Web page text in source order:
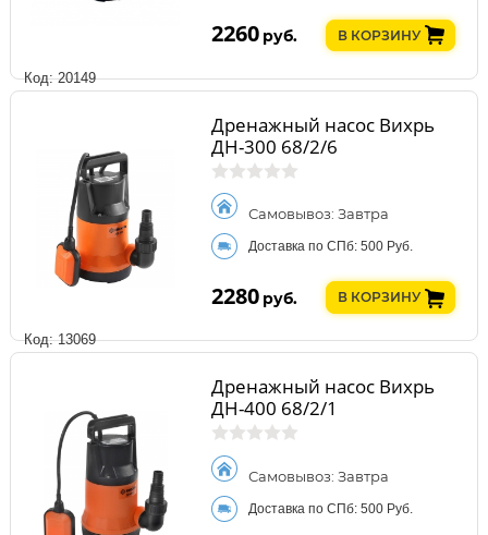
Код: 20149
2260 руб. В КОРЗИНУ
Код: 13069
Дренажный насос Вихрь
ДН-300 68/2/6
Самовывоз: Завтра
Доставка по СПб: 500 Руб.
2280 руб. В КОРЗИНУ
Дренажный насос Вихрь
ДН-400 68/2/1
Самовывоз: Завтра
Доставка по СПб: 500 Руб.